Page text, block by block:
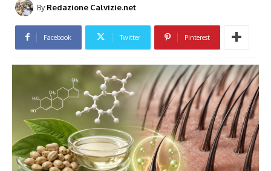
By Redazione Calvizie.net
Facebook Twitter Pinterest